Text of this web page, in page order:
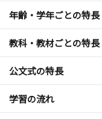
年齢・学年ごとの特長
教科・教材ごとの特長
公文式の特長
学習の流れ